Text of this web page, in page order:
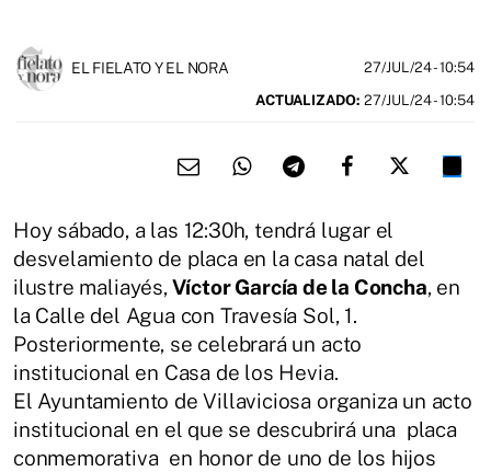
EL FIELATO Y EL NORA 27/JUL/24- 10:54
ACTUALIZADO: 27/JUL/24 - 10:54
Hoy sábado, a las 12:30h, tendrá lugar el
desvelamiento de placa en la casa natal del
ilustre maliayés, Víctor García de la Concha, en
la Calle del Agua con Travesía Sol, 1.
Posteriormente, se celebrará un acto
institucional en Casa de los Hevia.
El Ayuntamiento de Villaviciosa organiza un acto
institucional en el que se descubrirá una placa
conmemorativa en honor de uno de los hijos